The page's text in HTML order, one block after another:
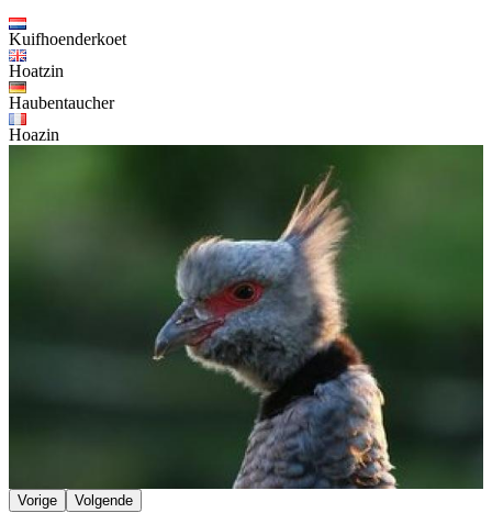
Kuifhoenderkoet
Hoatzin
Haubentaucher
Hoazin
Vorige Volgende